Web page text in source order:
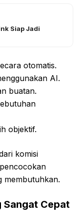
Siap Jadi
otomatis.
AI.
buatan.
objektif.
komisi
membutuhkan.
Sangat Cepat